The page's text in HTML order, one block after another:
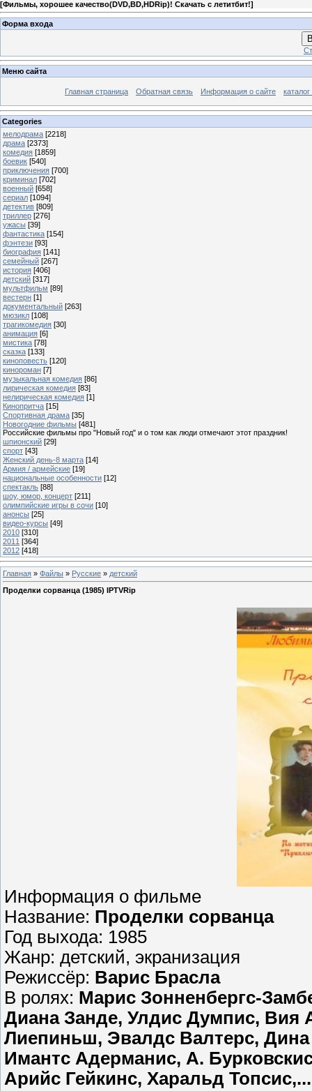
[Фильмы, хорошее качество(DVD,BD,HDRip)! Скачать с летитбит!]
Форма входа
Меню сайта
Главная страница Обратная связь Информация о сайте
Categories
мелодрама [2218]
драма [2373]
комедия [1859]
боевик [540]
приключения [700]
криминал [702]
военный [658]
сериал [1094]
детектив [809]
триллер [276]
ужасы [39]
фантастика [154]
фэнтези [93]
биография [141]
семейный [267]
история [406]
детский [317]
мультфильм [89]
вестерн [1]
документальный [263]
мюзикл [108]
трагикомедия [30]
анимация [6]
мистика [78]
сказка [133]
киноповесть [120]
кинороман [7]
музыкальная комедия [86]
лирическая комедия [83]
нелирическая комедия [1]
Кинопритча [15]
Спортивная драма [35]
Новогодние фильмы [481]
Российские фильмы про "Новый год" и о том как люди отмечают этот праздник!
шпионский [29]
спорт [43]
Женский день-8 марта [14]
Армия / армейские [19]
национальные особенности [12]
спектакль [88]
шоу, юмор, концерт [211]
олимпийские игры в сочи [10]
анонсы [25]
видео-курсы [49]
2010 [310]
2011 [364]
2012 [418]
Главная » Файлы » Русские » детский
Проделки сорванца (1985) IPTVRip
Информация о фильме
Название: Проделки сорванца
Год выхода: 1985
Жанр: детский, экранизация
Режиссёр: Варис Брасла
В ролях: Марис Зонненбергс-
Диана Занде, Улдис Думпис,
Лиепиньш, Эвалдс Валтерс,
Имантс Адерманис, А.
Арийс Гейкинс, Харальд Топсис,...